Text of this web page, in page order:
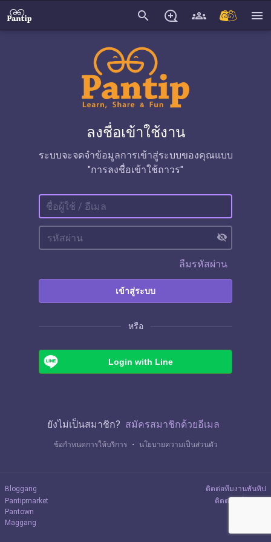
search menu
ลงชื่อเข้าใช้งาน
ระบบจะจดจำข้อมูลการเข้าสู่ระบบของคุณแบบ
"การลงชื่อเข้าใช้ถาวร"
visibility_off
ลืมรหัสผ่าน
เข้าสู่ระบบ
หรือ
Login with Line
ยังไม่เป็นสมาชิก? สมัครสมาชิกด้วยอีเมล
ข้อกำหนดการให้บริการ ・ นโยบายความเป็นส่วนตัว
Bloggang
Pantipmarket
Pantown
Maggang
ติดต่อทีมงานพันทิป
ติดต่อลงโฆษณา